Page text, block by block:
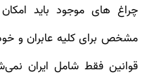
چراغ های موجود باید
مشخص برای کلیه عابران و
قوانین فقط شامل ایران